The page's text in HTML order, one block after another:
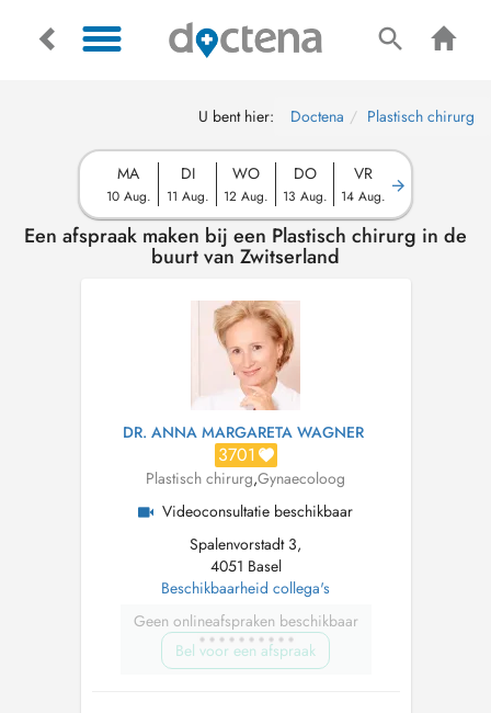
U bent hier: Doctena Plastisch chirurg
MA
10 Aug.
DI
11 Aug.
WO
12 Aug.
DO
13 Aug.
VR
14 Aug.
Een afspraak maken bij een Plastisch chirurg in de
buurt van Zwitserland
DR. ANNA MARGARETA WAGNER
3701
Plastisch chirurg,Gynaecoloog
Videoconsultatie beschikbaar
Spalenvorstadt 3,
4051 Basel
Beschikbaarheid collega's
Geen onlineafspraken beschikbaar
Bel voor een afspraak